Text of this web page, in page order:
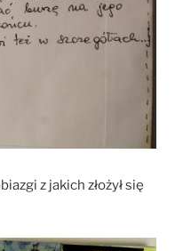
z jakich złożył się